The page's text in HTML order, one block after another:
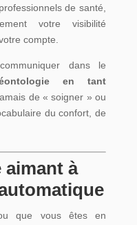
de santé,
votre visibilité
compte.
dans le
en tant
de « soigner » ou
du confort, de
aimant à
que vous êtes en